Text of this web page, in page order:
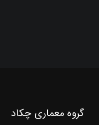
گروه معماری چکاد